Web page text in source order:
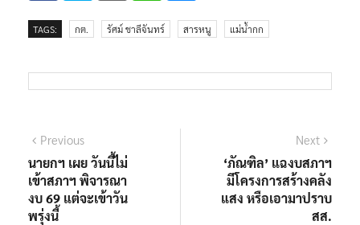
TAGS: กต. รัศม์ ชาลีจันทร์ สารหนู แม่น้ำกก
แนะแนว
เรื่อง
Previous
post:
นายกฯ เผย วันนี้ไม่
เข้าสภาฯ พิจารณา
งบ 69 แต่จะเข้าวัน
พรุ่งนี้
Next
post:
‘ภัณฑิล’ แฉงบสภาฯ
มีโครงการสร้างคลัง
แสง หรือเอามาปราบ
สส.